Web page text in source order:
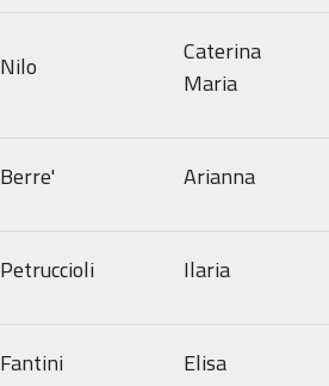
Nilo
Caterina
Maria
Berre' Arianna
Petruccioli Ilaria
Fantini Elisa